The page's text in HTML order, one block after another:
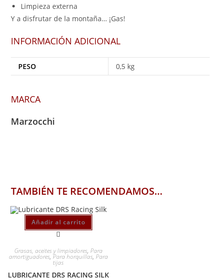
Limpieza externa
Y a disfrutar de la montaña… ¡Gas!
INFORMACIÓN ADICIONAL
PESO 0,5 kg
MARCA
Marzocchi
TAMBIÉN TE RECOMENDAMOS…
Añadir al carrito
Grasas, aceites y limpiadores, Para
amortiguadores, Para horquillas, Para
tijas
LUBRICANTE DRS RACING SILK